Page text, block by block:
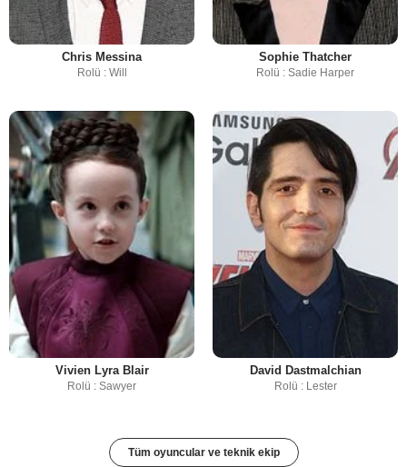
Chris Messina
Rolü : Will
Sophie Thatcher
Rolü : Sadie Harper
Vivien Lyra Blair
Rolü : Sawyer
David Dastmalchian
Rolü : Lester
Tüm oyuncular ve teknik ekip